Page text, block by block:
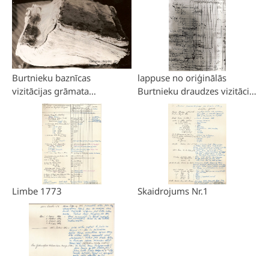
Burtnieku baznīcas
vizitācijas grāmata
1773.-1786. Foto: A.
Birzgalis 20.gs. 80. gadu
lappuse no oriģinālās
Burtnieku draudzes vizitāciju
grāmatas 1773 foto no
A.Birzgaļa arhīva
Limbe 1773 Skaidrojums Nr.1